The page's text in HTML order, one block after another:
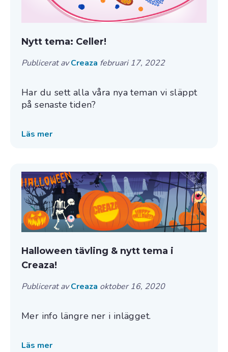
Nytt tema: Celler!
Publicerat avCreaza februari 17, 2022
Har du sett alla våra nya teman vi släppt
på senaste tiden?
Läs mer
Halloween tävling & nytt tema i
Creaza!
Publicerat avCreaza oktober 16, 2020
Mer info längre ner i inlägget.
Läs mer